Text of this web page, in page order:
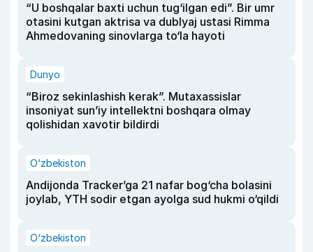
“U boshqalar baxti uchun tug‘ilgan edi”. Bir umr
otasini kutgan aktrisa va dublyaj ustasi Rimma
Ahmedovaning sinovlarga to‘la hayoti
Dunyo
“Biroz sekinlashish kerak”. Mutaxassislar
insoniyat sun’iy intellektni boshqara olmay
qolishidan xavotir bildirdi
O‘zbekiston
Andijonda Tracker’ga 21 nafar bog‘cha bolasini
joylab, YTH sodir etgan ayolga sud hukmi o‘qildi
O‘zbekiston